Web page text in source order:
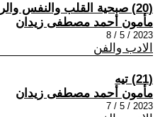
(20) صبحية القلب والنفس والروح
مأمون أحمد مصطفى زيدان
2023 / 5 / 8
الادب والفن
(21) تيه
مأمون أحمد مصطفى زيدان
2023 / 5 / 7